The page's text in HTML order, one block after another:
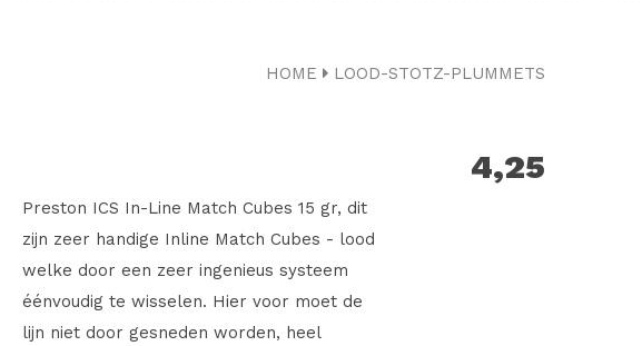
HOME LOOD-STOTZ-PLUMMETS
4,25
Preston ICS In-Line Match Cubes 15 gr, dit
zijn zeer handige Inline Match Cubes - lood
welke door een zeer ingenieus systeem
éénvoudig te wisselen. Hier voor moet de
lijn niet door gesneden worden, heel